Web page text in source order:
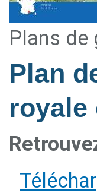
Plans de
Plan
royale